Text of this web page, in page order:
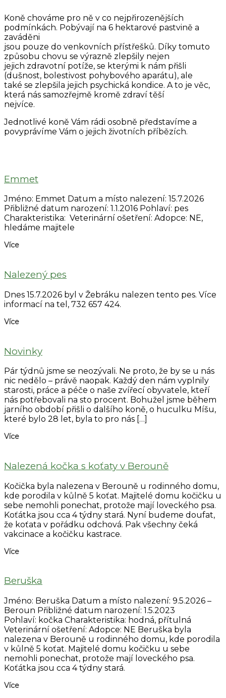
Koně chováme pro ně v co nejpřirozenějších
podmínkách. Pobývají na 6 hektarové pastvině a
zaváděni
jsou pouze do venkovních přístřešků. Díky tomuto
způsobu chovu se výrazně zlepšily nejen
jejich zdravotní potíže, se kterými k nám přišli
(dušnost, bolestivost pohybového aparátu), ale
také se zlepšila jejich psychická kondice. A to je věc,
která nás samozřejmě kromě zdraví těší
nejvíce.
Jednotlivé koně Vám rádi osobně představíme a
povyprávíme Vám o jejich životních příbězích.
Emmet
Jméno: Emmet Datum a místo nalezení: 15.7.2026
Přibližné datum narození: 1.1.2016 Pohlaví: pes
Charakteristika: Veterinární ošetření: Adopce: NE,
hledáme majitele
Více
Nalezený pes
Dnes 15.7.2026 byl v Žebráku nalezen tento pes. Více
informací na tel, 732 657 424.
Více
Novinky
Pár týdnů jsme se neozývali. Ne proto, že by se u nás
nic nedělo – právě naopak. Každý den nám vyplnily
starosti, práce a péče o naše zvířecí obyvatele, kteří
nás potřebovali na sto procent. Bohužel jsme během
jarního období přišli o dalšího koně, o huculku Míšu,
které bylo 28 let, byla to pro nás […]
Více
Nalezená kočka s koťaty v Berouně
Kočička byla nalezena v Berouně u rodinného domu,
kde porodila v kůlně 5 koťat. Majitelé domu kočičku u
sebe nemohli ponechat, protože mají loveckého psa.
Koťátka jsou cca 4 týdny stará. Nyní budeme doufat,
že koťata v pořádku odchová. Pak všechny čeká
vakcinace a kočičku kastrace.
Více
Beruška
Jméno: Beruška Datum a místo nalezení: 9.5.2026 –
Beroun Přibližné datum narození: 1.5.2023
Pohlaví: kočka Charakteristika: hodná, přítulná
Veterinární ošetření: Adopce: NE Beruška byla
nalezena v Berouně u rodinného domu, kde porodila
v kůlně 5 koťat. Majitelé domu kočičku u sebe
nemohli ponechat, protože mají loveckého psa.
Koťátka jsou cca 4 týdny stará.
Více